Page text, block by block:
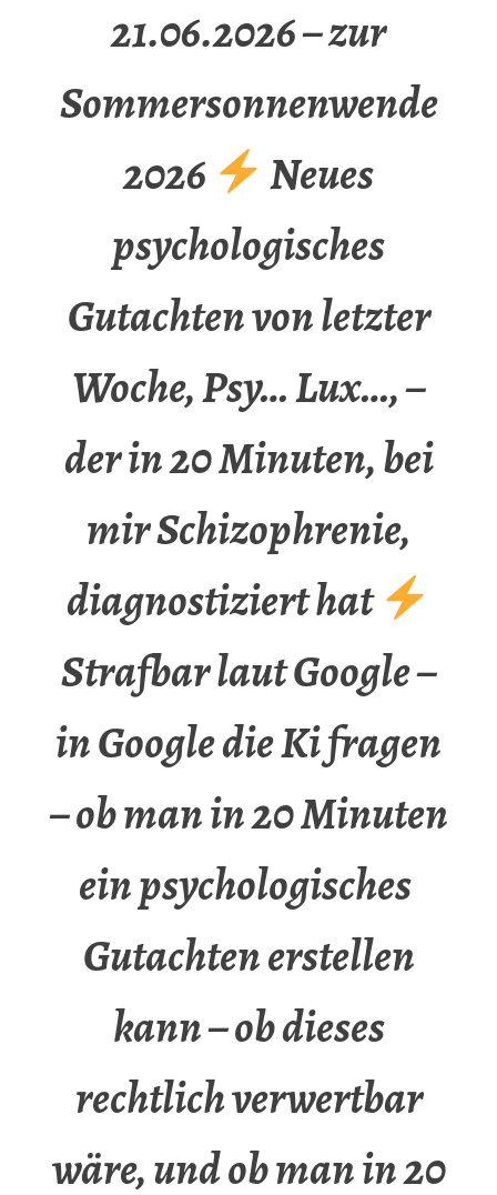
21.06.2026 – zur
Sommersonnenwende
2026
Neues
psychologisches
Gutachten von letzter
Woche, Psy… Lux…, –
der in 20 Minuten, bei
mir Schizophrenie,
diagnostiziert hat
Strafbar laut Google –
in Google die Ki fragen
– ob man in 20 Minuten
ein psychologisches
Gutachten erstellen
kann – ob dieses
rechtlich verwertbar
wäre, und ob man in 20